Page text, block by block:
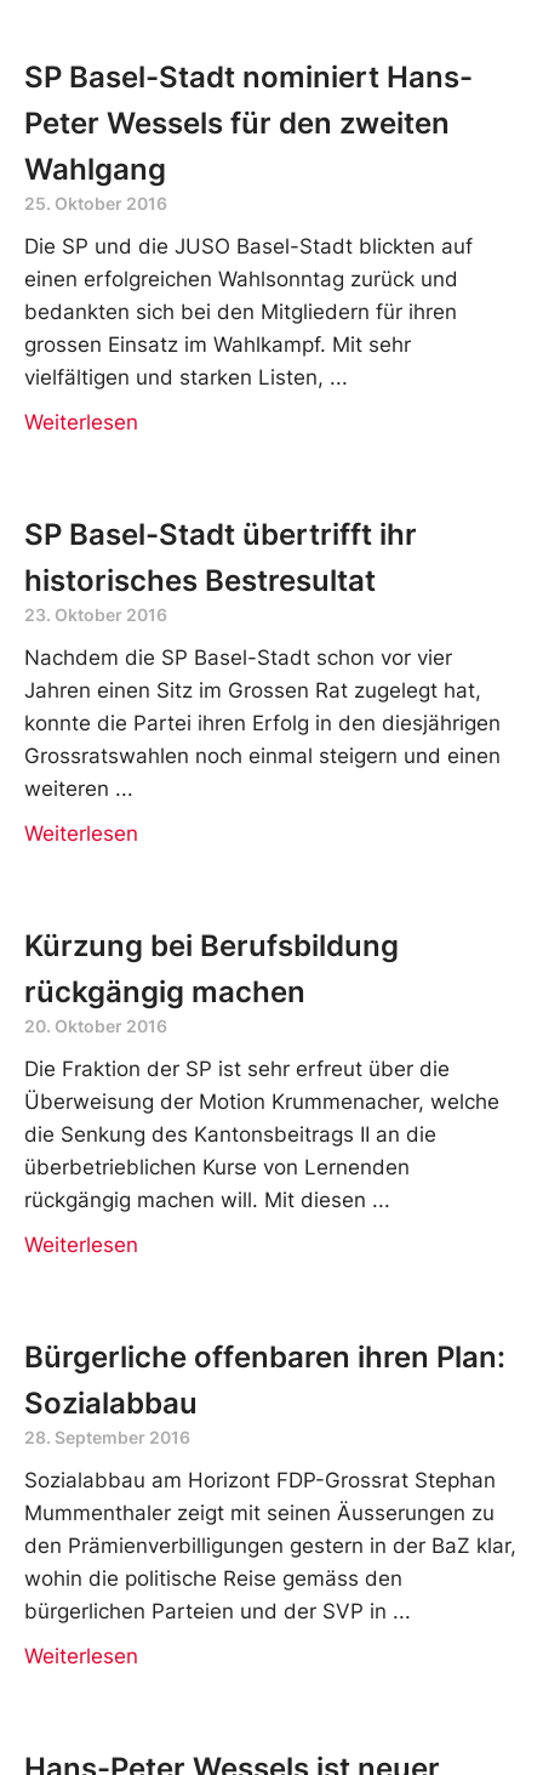
SP Basel-Stadt nominiert Hans-
Peter Wessels für den zweiten
Wahlgang
25. Oktober 2016
Die SP und die JUSO Basel-Stadt blickten auf
einen erfolgreichen Wahlsonntag zurück und
bedankten sich bei den Mitgliedern für ihren
grossen Einsatz im Wahlkampf. Mit sehr
vielfältigen und starken Listen,
Weiterlesen
SP Basel-Stadt übertrifft ihr
historisches Bestresultat
23. Oktober 2016
Nachdem die SP Basel-Stadt schon vor vier
Jahren einen Sitz im Grossen Rat zugelegt hat,
konnte die Partei ihren Erfolg in den diesjährigen
Grossratswahlen noch einmal steigern und einen
weiteren
Weiterlesen
Kürzung bei Berufsbildung
rückgängig machen
20. Oktober 2016
Die Fraktion der SP ist sehr erfreut über die
Überweisung der Motion Krummenacher, welche
die Senkung des Kantonsbeitrags II an die
überbetrieblichen Kurse von Lernenden
rückgängig machen will. Mit diesen
Weiterlesen
Bürgerliche offenbaren ihren Plan:
Sozialabbau
28. September 2016
Sozialabbau am Horizont FDP-Grossrat Stephan
Mummenthaler zeigt mit seinen Äusserungen zu
den Prämienverbilligungen gestern in der BaZ klar,
wohin die politische Reise gemäss den
bürgerlichen Parteien und der SVP in
Weiterlesen
Hans-Peter Wessels ist neuer